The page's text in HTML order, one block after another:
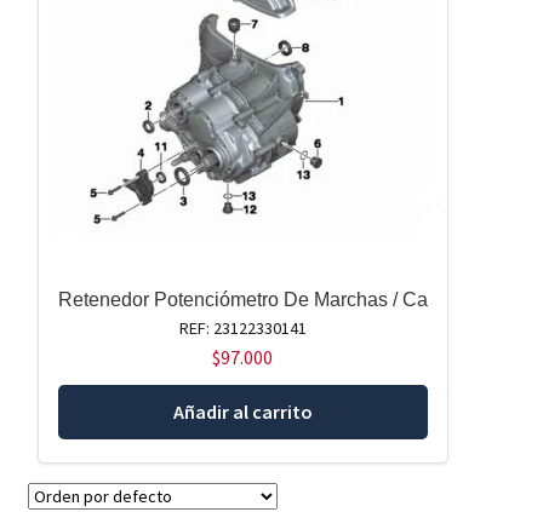
Retenedor Potenciómetro De Marchas / Ca
REF: 23122330141
$97.000
Añadir al carrito